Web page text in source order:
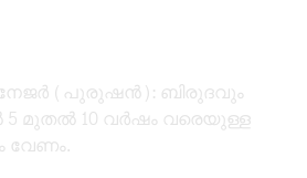
(പുരുഷൻ): ബിരുദവും
5 മുതൽ 10 വർഷം വരെയുള്ള
വേണം.